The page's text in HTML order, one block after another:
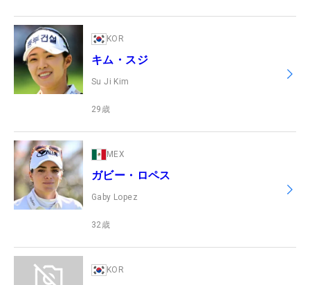
KOR
キム・スジ
Su Ji Kim
29 歳
MEX
ガビー・ロペス
Gaby Lopez
32歳
KOR